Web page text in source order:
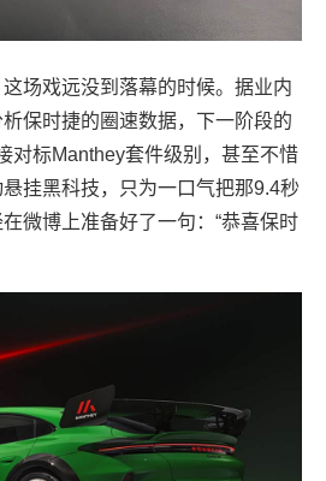
场戏远没到落幕的时候。据业内
保时捷的圈速数据，下一阶段的
对标Manthey套件级别，甚至不惜
挂黑科技，只为一口气把那9.4秒
微博上准备好了一句：“恭喜保时